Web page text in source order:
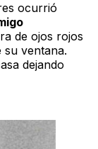
ocurrió
de ojos rojos
su ventana.
dejando